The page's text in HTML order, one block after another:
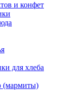
и конфет
для хлеба
(мармиты)